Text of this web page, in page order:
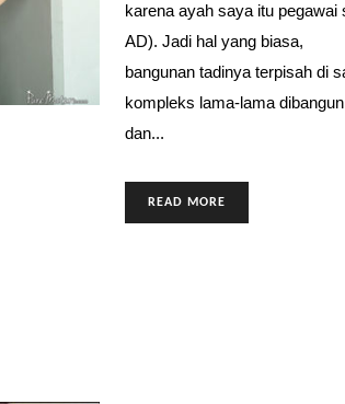
karena ayah saya itu pegawai
AD). Jadi hal yang biasa,
bangunan tadinya terpisah di
kompleks lama-lama dibangun
dan...
READ MORE